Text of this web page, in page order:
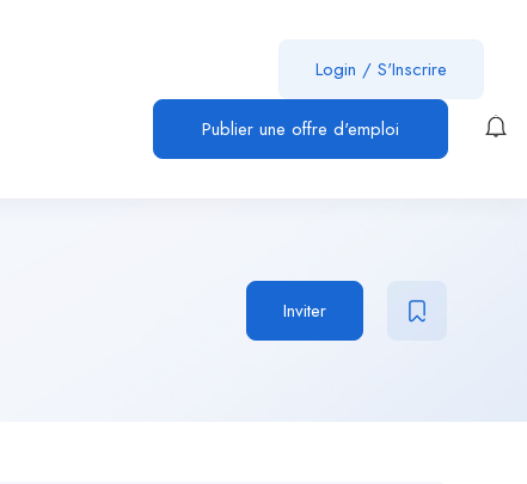
Login / S'Inscrire
Publier une offre d'emploi
Inviter